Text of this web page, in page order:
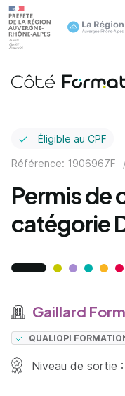
Éligible au CPF
Référence: 1906967F
Permis de
catégorie
Gaillard
QUALIOPI
Niveau de sortie